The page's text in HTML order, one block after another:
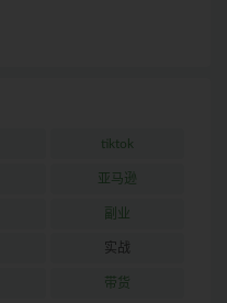
tiktok
亚马逊
副业
实战
带货